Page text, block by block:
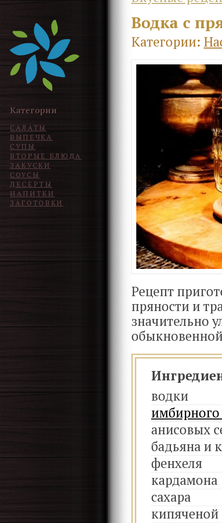
Категории
САЛАТЫ
ВЫПЕЧКА
СУПЫ
ВТОРЫЕ БЛЮДА
ЗАКУСКИ
СОУСЫ
ДЕСЕРТЫ
НАПИТКИ
ЗАГОТОВКИ
Водка с
Категории:
Рецепт
пряности и
значительно
водки
анисовых
бадьяна и
фенхеля
кардамона
сахара